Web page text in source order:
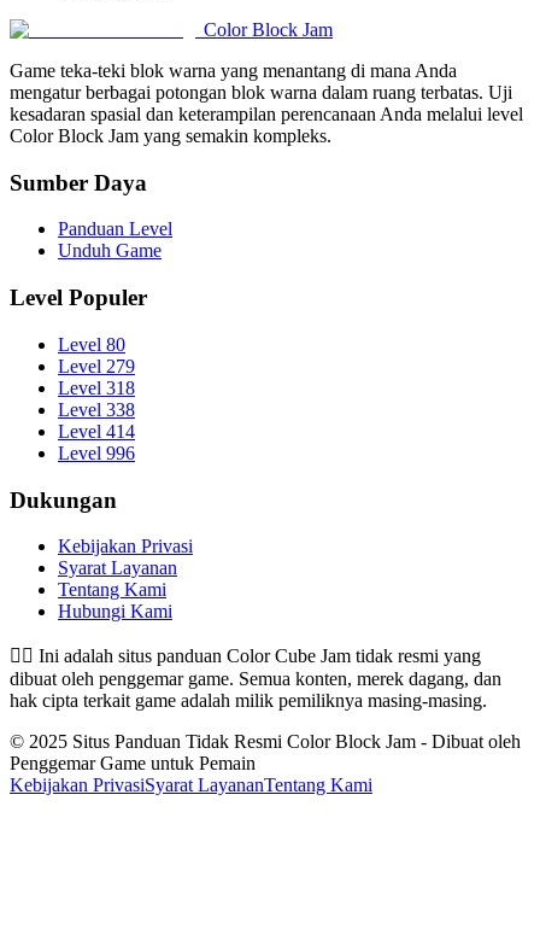
Color Block Jam
Game teka-teki blok warna yang menantang di mana Anda
mengatur berbagai potongan blok warna dalam ruang terbatas. Uji
kesadaran spasial dan keterampilan perencanaan Anda melalui level
Color Block Jam yang semakin kompleks.
Sumber Daya
Panduan Level
Unduh Game
Level Populer
Level 80
Level 279
Level 318
Level 338
Level 414
Level 996
Dukungan
Kebijakan Privasi
Syarat Layanan
Tentang Kami
Hubungi Kami
👉🏻 Ini adalah situs panduan Color Cube Jam tidak resmi yang
dibuat oleh penggemar game. Semua konten, merek dagang, dan
hak cipta terkait game adalah milik pemiliknya masing-masing.
© 2025 Situs Panduan Tidak Resmi Color Block Jam - Dibuat oleh
Penggemar Game untuk Pemain
Kebijakan PrivasiSyarat LayananTentang Kami